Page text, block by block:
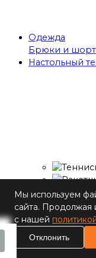
Одежда
Брюки и
Настольный
ракеток
ракеток
Мы используем
сайта. Продолжая
с нашей
Отклонить